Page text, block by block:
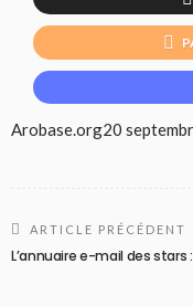
Arobase.org20
ARTICLE PRÉCÉDENT
L’annuaire e-mail des stars :